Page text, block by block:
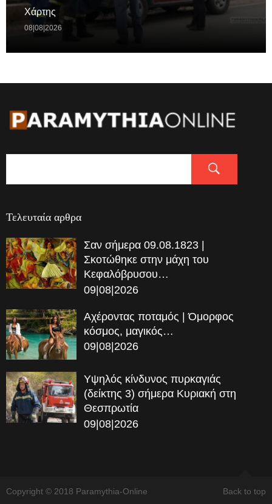
Χάρτης
08|08|2026
Τελευταία αρθρα
Σαν σήμερα 09.08.1823 |
Σκοτώθηκε στην μάχη του
Κεφαλόβρυσου…
09|08|2026
Αχέροντας ποταμός | Όμορφος
κόσμος, μαγικός…
09|08|2026
Υψηλός κίνδυνος πυρκαγιάς
(δείκτης 3) σήμερα Κυριακή στη
Θεσπρωτία
09|08|2026
Back to top
Copyright © 2018 Paramythia-Online